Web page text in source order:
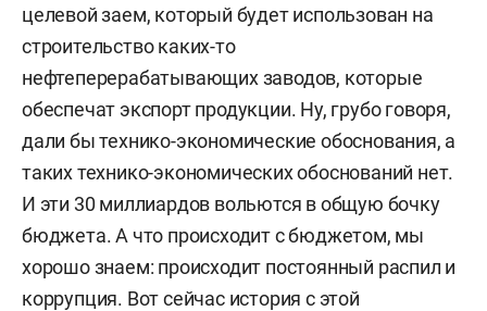
целевой заем, который будет использован на
строительство каких-то
нефтеперерабатывающих заводов, которые
обеспечат экспорт продукции. Ну, грубо говоря,
дали бы технико-экономические обоснования, а
таких технико-экономических обоснований нет.
И эти 30 миллиардов вольются в общую бочку
бюджета. А что происходит с бюджетом, мы
хорошо знаем: происходит постоянный распил и
коррупция. Вот сейчас история с этой